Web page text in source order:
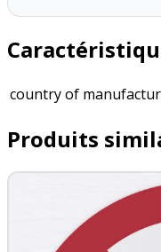
country of
Produits